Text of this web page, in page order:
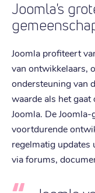
Joomla's
Joomla profiteert
van ontwikkelaars,
ondersteuning van
waarde als het
Joomla. De
voortdurende
regelmatig updates
via forums,